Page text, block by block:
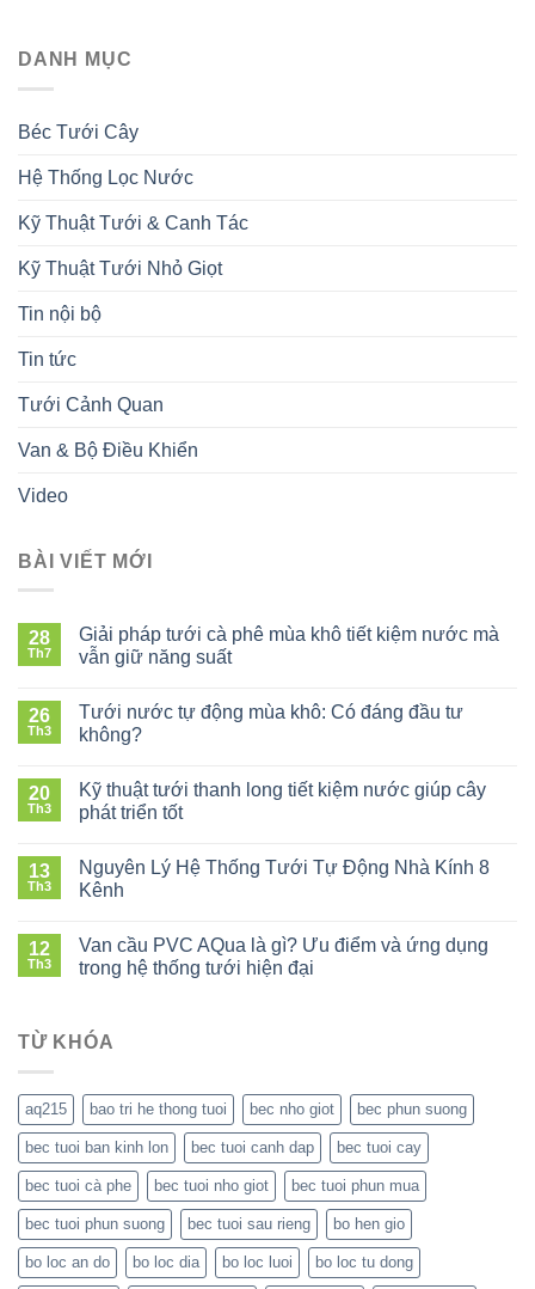
DANH MỤC
Béc Tưới Cây
Hệ Thống Lọc Nước
Kỹ Thuật Tưới & Canh Tác
Kỹ Thuật Tưới Nhỏ Giọt
Tin nội bộ
Tin tức
Tưới Cảnh Quan
Van & Bộ Điều Khiển
Video
BÀI VIẾT MỚI
28
Th7
Giải pháp tưới cà phê mùa khô tiết kiệm nước mà
vẫn giữ năng suất
Giải
pháp
tưới
phê
mùa
khô
kiệm
nước
giữ
năng
26
Th3
Tưới nước tự động mùa khô: Có đáng đầu tư
không?
Tưới
nước
tự
mùa
khô:
đầu
tư
20
Th3
Kỹ thuật tưới thanh long tiết kiệm nước giúp cây
phát triển tốt
Kỹ
thuật
tưới
long
tiết
cây
tốt
13
Th3
Nguyên Lý Hệ Thống Tưới Tự Động Nhà Kính 8
Kênh
Nguyên
Hệ
Tự
Kính
8
Kênh
12
Th3
Van cầu PVC AQua là gì? Ưu điểm và ứng dụng
trong hệ thống tưới hiện đại
cầu
là
gì?
Ưu
và
ứng
dụng
trong
hệ
thống
TỪ KHÓA
aq215 bao tri he thong tuoi bec nho giot bec phun suong
bec tuoi ban kinh lon bec tuoi canh dap bec tuoi cay
bec tuoi cà phe bec tuoi nho giot bec tuoi phun mua
bec tuoi phun suong bec tuoi sau rieng bo hen gio
bo loc an do bo loc dia bo loc luoi bo loc tu dong